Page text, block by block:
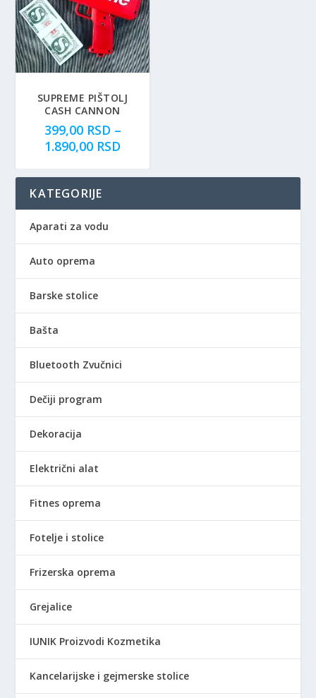
SUPREME PIŠTOLJ
CASH CANNON
399,00 RSD –
1.890,00 RSDR
s
o
c
n
3
9
0
S
d
1
0
0
KATEGORIJE
Aparati za vodu
Auto oprema
Barske stolice
Bašta
Bluetooth Zvučnici
Dečiji program
Dekoracija
Električni alat
Fitnes oprema
Fotelje i stolice
Frizerska oprema
Grejalice
IUNIK Proizvodi Kozmetika
Kancelarijske i gejmerske stolice